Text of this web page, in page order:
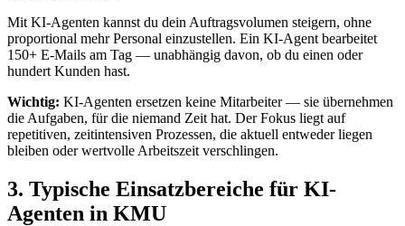
Mit KI-Agenten kannst du dein Auftragsvolumen steigern, ohne
proportional mehr Personal einzustellen. Ein KI-Agent bearbeitet
150+ E-Mails am Tag — unabhängig davon, ob du einen oder
hundert Kunden hast.
Wichtig: KI-Agenten ersetzen keine Mitarbeiter — sie übernehmen
die Aufgaben, für die niemand Zeit hat. Der Fokus liegt auf
repetitiven, zeitintensiven Prozessen, die aktuell entweder liegen
bleiben oder wertvolle Arbeitszeit verschlingen.
3. Typische Einsatzbereiche für KI-
Agenten in KMU